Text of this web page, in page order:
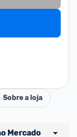
Sobre a loja
Mercado